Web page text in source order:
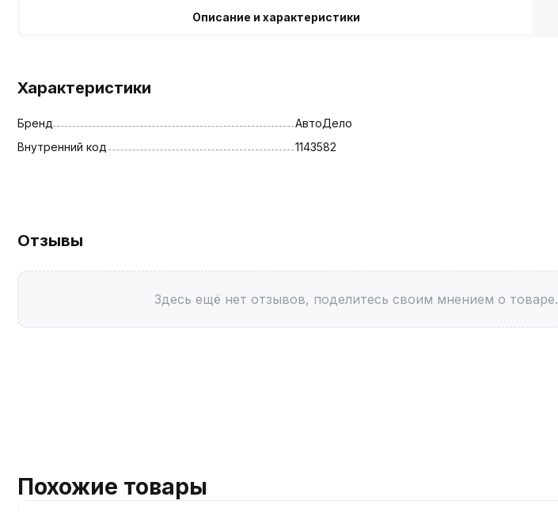
Описание и характеристики
Характеристики
Бренд
АвтоДело
Внутренний код
1143582
Отзывы
Здесь ещё нет отзывов, поделитесь своим мнением о товаре.
Похожие товары